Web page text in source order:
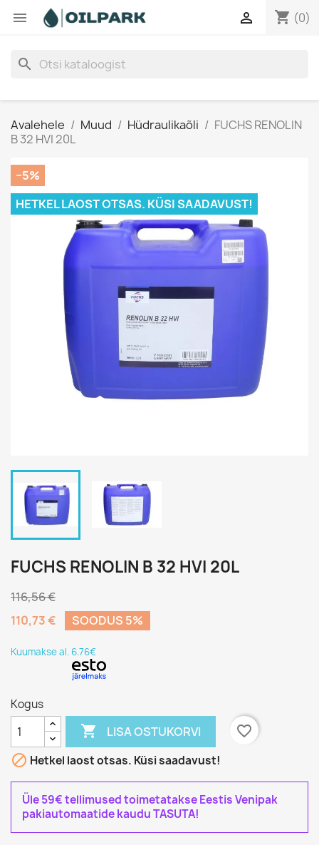
 shopping_cart (0)

search
Avalehele Muud Hüdraulikaõli
FUCHS RENOLIN
B 32 HVI 20L
−5%
HETKEL LAOST OTSAS. KÜSI SAADAVUST!
FUCHS RENOLIN B 32 HVI 20L
116,56 €
110,73 €
SOODUS 5%
Kuumakse al. 6.76€
Kogus
 LISA OSTUKORVI
favorite_border
 Hetkel laost otsas. Küsi saadavust!
Üle 59€ tellimused toimetatakse Eestis Venipak
pakiautomaatide kaudu TASUTA!